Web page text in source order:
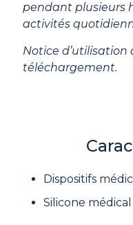
pendant plusieurs
activités
Notice d’utilisation
téléchargement.
Dispositifs
Silicone médical